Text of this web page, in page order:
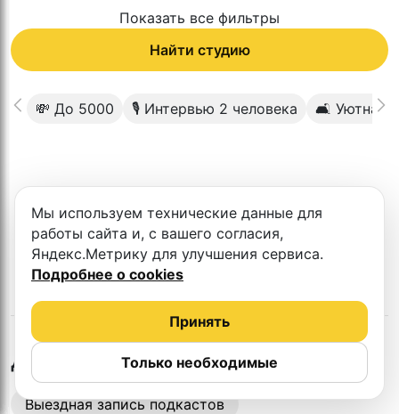
Показать все фильтры
Найти студию
💸 До 5000 🎙 Интервью 2 человека 🛋 Уютная
студии
Другие студии в Махачкале
Выездная запись подкастов
Мы используем технические данные для
работы сайта и, с вашего согласия,
Яндекс.Метрику для улучшения сервиса.
Подробнее о cookies
Только необходимые
Принять